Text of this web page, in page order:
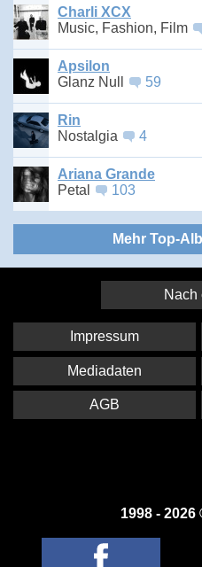
Charli XCX
Music, Fashion, Film
Apsilon
Glanz Null
59
Rin
Nostalgia
4
Ariana Grande
Petal
103
Mehr Top-
Nach
1998 - 2026
Impressum
Mediadaten
AGB